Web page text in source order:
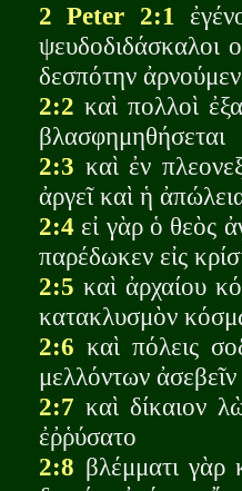
2 Peter 2:1
ψευδοδιδάσκαλοι
δεσπότην
2:2 καὶ πολλοὶ
βλασφημηθήσεται
2:3 καὶ ἐν
ἀργεῖ καὶ ἡ
2:4 εἰ γὰρ ὁ θεὸς
παρέδωκεν εἰς
2:5 καὶ ἀρχαίου
κατακλυσμὸν
2:6 καὶ πόλεις
μελλόντων ἀσεβεῖν
2:7 καὶ δίκαιον
ἐῤῥύσατο
2:8 βλέμματι γὰρ